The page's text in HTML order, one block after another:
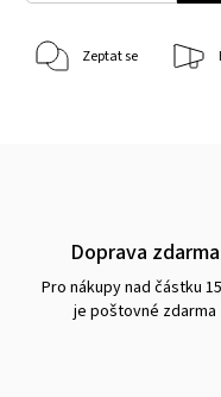
Zeptat se
Doprava zdarma
Pro nákupy nad částku
je poštovné zdarma